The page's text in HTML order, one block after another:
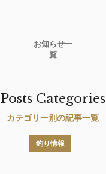
お知らせ一
覧
Posts Categories
カテゴリー別の記事一覧
釣り情報